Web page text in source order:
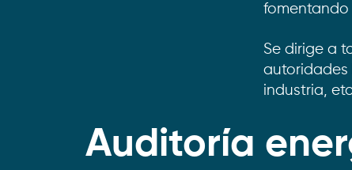
fomentando
Se dirige a
autoridades
industria,
Auditoría